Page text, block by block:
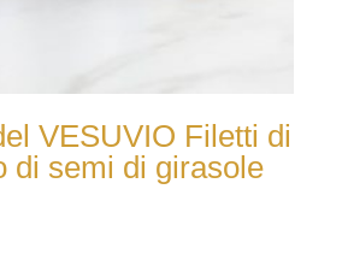
VESUVIO Filetti di
di semi di girasole